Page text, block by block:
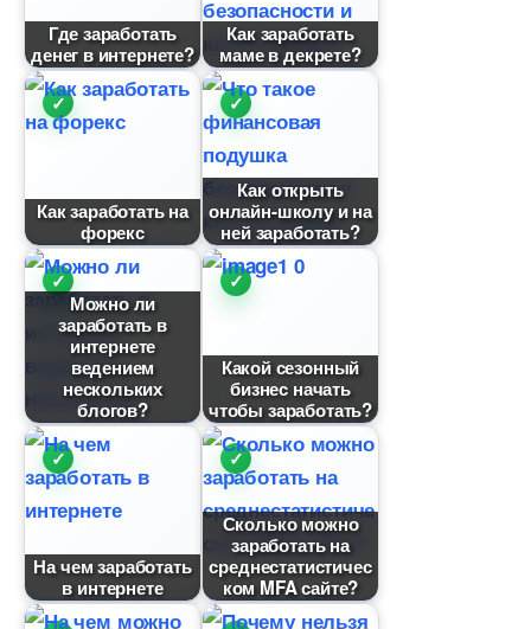
Где заработать
денег в интернете?
Как заработать
маме в декрете?
Как заработать на
форекс
Как открыть
онлайн-школу и на
ней заработать?
Можно ли
заработать
интернете
едением
нескольких
логов?
Какой сезонный
изнес начать
чтобы заработать?
На чем заработать
интернете
Сколько можно
заработать на
среднестатистичес
ком MFA сайте?